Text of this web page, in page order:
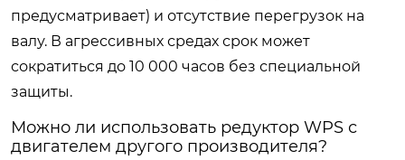
предусматривает) и отсутствие перегрузок на
валу. В агрессивных средах срок может
сократиться до 10 000 часов без специальной
защиты.
Можно ли использовать редуктор WPS с
двигателем другого производителя?